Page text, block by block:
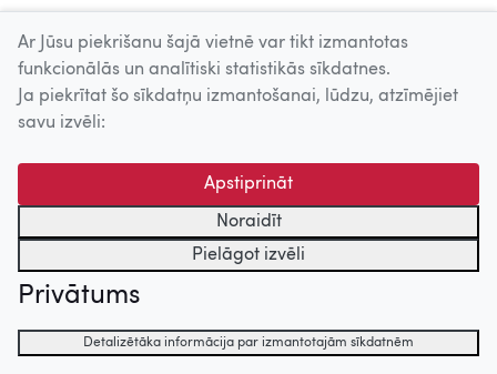
Ar Jūsu piekrišanu šajā vietnē var tikt izmantotas
funkcionālās un analītiski statistikās sīkdatnes.
Ja piekrītat šo sīkdatņu izmantošanai, lūdzu, atzīmējiet
savu izvēli:
Apstiprināt
Noraidīt
Pielāgot izvēli
Privātums
Detalizētāka informācija par izmantotajām sīkdatnēm